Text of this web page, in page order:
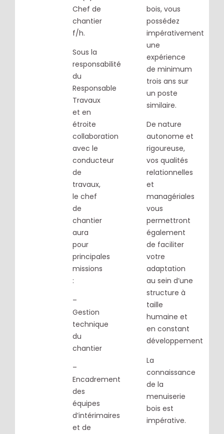
Chef de
chantier
f/h.
Sous la
responsabilité
du
Responsable
Travaux
et en
étroite
collaboration
avec le
conducteur
de
travaux,
le chef
de
chantier
aura
pour
principales
missions
:
–
Gestion
technique
du
chantier
–
Encadrement
des
équipes
d’intérimaires
et de
bois, vous
possédez
impérativement
une
expérience
de minimum
trois ans sur
un poste
similaire.
De nature
autonome et
rigoureuse,
vos qualités
relationnelles
et
managériales
vous
permettront
également
de faciliter
votre
adaptation
au sein d’une
structure à
taille
humaine et
en constant
développement
La
connaissance
de la
menuiserie
bois est
impérative.